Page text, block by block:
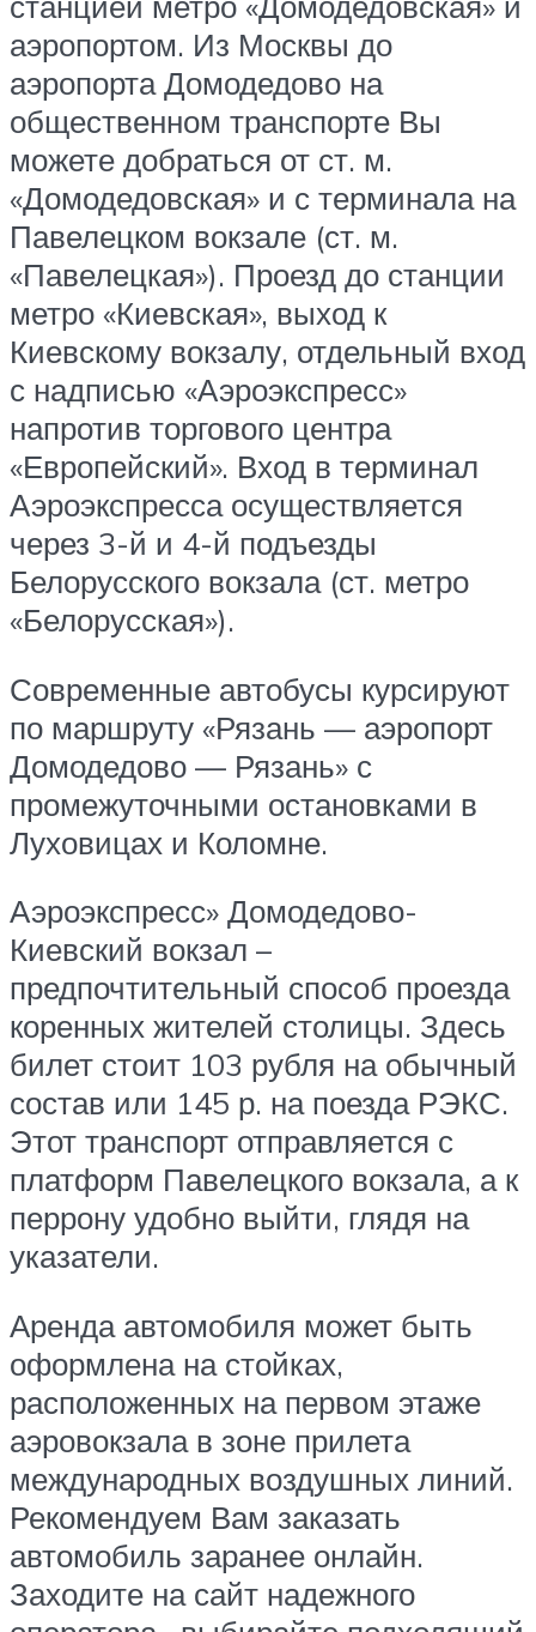
аэропортом. Из Москвы до
аэропорта Домодедово на
общественном транспорте Вы
можете добраться от ст. м.
«Домодедовская» и с терминала на
Павелецком вокзале (ст. м.
«Павелецкая»). Проезд до станции
метро «Киевская», выход к
Киевскому вокзалу, отдельный вход
с надписью «Аэроэкспресс»
напротив торгового центра
«Европейский». Вход в терминал
Аэроэкспресса осуществляется
через 3-й и 4-й подъезды
Белорусского вокзала (ст. метро
«Белорусская»).
Современные автобусы курсируют
по маршруту «Рязань — аэропорт
Домодедово — Рязань» с
промежуточными остановками в
Луховицах и Коломне.
Аэроэкспресс» Домодедово-
Киевский вокзал –
предпочтительный способ проезда
коренных жителей столицы. Здесь
билет стоит 103 рубля на обычный
состав или 145 р. на поезда РЭКС.
Этот транспорт отправляется с
платформ Павелецкого вокзала, а к
перрону удобно выйти, глядя на
указатели.
Аренда автомобиля может быть
оформлена на стойках,
расположенных на первом этаже
аэровокзала в зоне прилета
международных воздушных линий.
Рекомендуем Вам заказать
автомобиль заранее онлайн.
Заходите на сайт надежного